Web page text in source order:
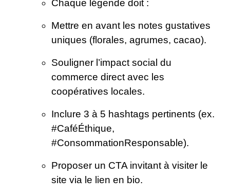
Chaque légende doit :
Mettre en avant les notes gustatives
uniques (florales, agrumes, cacao).
Souligner l’impact social du
commerce direct avec les
coopératives locales.
Inclure 3 à 5 hashtags pertinents (ex.
#CaféÉthique,
#ConsommationResponsable).
Proposer un CTA invitant à visiter le
site via le lien en bio.